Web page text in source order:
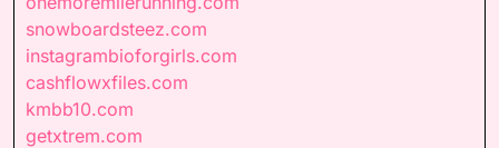
snowboardsteez.com
instagrambioforgirls.com
cashflowxfiles.com
kmbb10.com
getxtrem.com